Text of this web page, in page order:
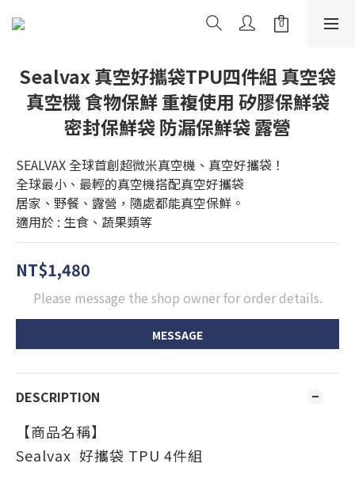
Sealvax 真空好攜袋TPU四件組 真空袋
真空機 食物保鮮 重複使用 矽膠保鮮袋
密封保鮮袋 防漏保鮮袋 露營
SEALVAX 全球首創超微米真空機、真空好攜袋！
全球最小、最輕的真空機搭配真空好攜袋
居家、野餐、露營，隨處都能真空保鮮。
適用於 : 生食、蔬果類等
NT$1,480
Please message the shop owner for order details.
MESSAGE
DESCRIPTION
【商品名稱】
Sealvax 好攜袋 TPU 4件組